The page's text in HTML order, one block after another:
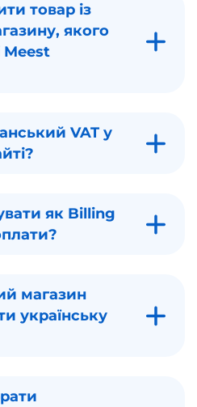
товар із
якого
Meest
VAT у
як Billing
магазин
українську